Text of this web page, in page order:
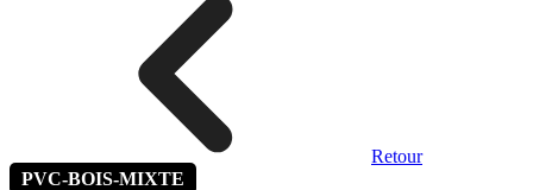
Retour
PVC-BOIS-MIXTE